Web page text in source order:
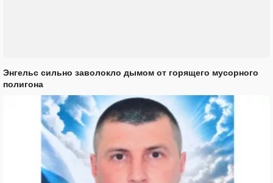
Энгельс сильно заволокло дымом от горящего мусорного
полигона